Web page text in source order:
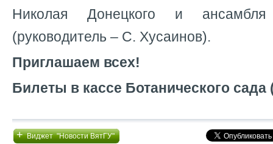
Николая Донецкого и
(руководитель – С. Хусаинов).
Приглашаем всех!
Билеты в кассе Ботанического сада
+Виджет "Новости ВятГУ"